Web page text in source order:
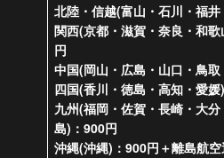
北陸・信越(富山・石川・福
関西(京都・滋賀・奈良・和
円
中国(岡山・広島・山口・鳥
四国(香川・徳島・高知・愛
九州(福岡・佐賀・長崎・大
島)：900円
沖縄(沖縄)：900円＋離島航